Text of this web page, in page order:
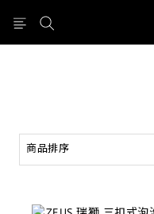
商品排序